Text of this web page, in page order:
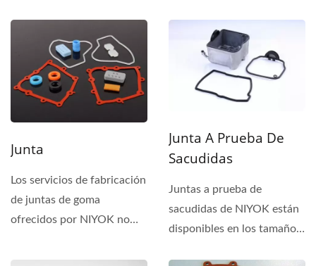
estándares...
Junta
Los servicios de fabricación
de juntas de goma
ofrecidos por NIYOK no
estándares...
Junta A Prueba De
Sacudidas
Juntas a prueba de
sacudidas de NIYOK están
disponibles en los tamaños